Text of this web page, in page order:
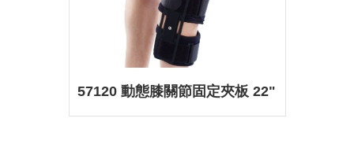
57120 動態膝關節固定夾板 22"